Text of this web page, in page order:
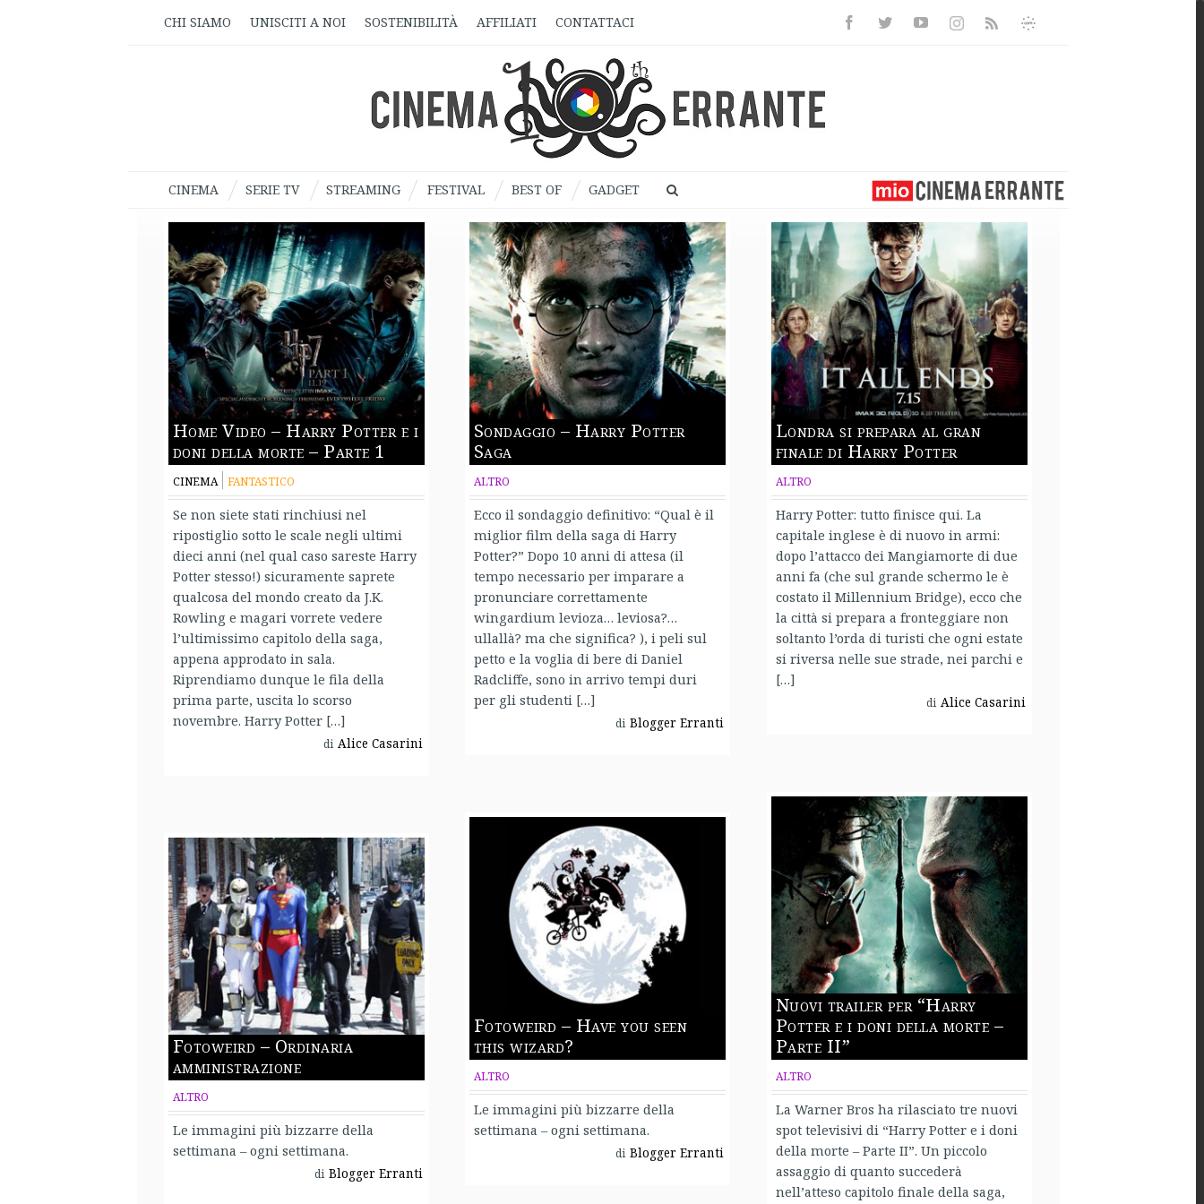
CHI SIAMO UNISCITI A NOI SOSTENIBILITÀ AFFILIATI CONTATTACI FacebookTwitterYoutubeInstagramRss
Informativa
CINEMA SERIE TV STREAMING FESTIVAL BEST OF GADGET
Home Video – Harry Potter e i
doni della morte – Parte 1
CINEMA FANTASTICO
Se non siete stati rinchiusi nel
ripostiglio sotto le scale negli ultimi
dieci anni (nel qual caso sareste Harry
Potter stesso!) sicuramente saprete
qualcosa del mondo creato da J.K.
Rowling e magari vorrete vedere
l’ultimissimo capitolo della saga,
appena approdato in sala.
Riprendiamo dunque le fila della
prima parte, uscita lo scorso
novembre. Harry Potter […]
di Alice Casarini
Sondaggio – Harry Potter
Saga
ALTRO
Ecco il sondaggio definitivo: “Qual è il
miglior film della saga di Harry
Potter?” Dopo 10 anni di attesa (il
tempo necessario per imparare a
pronunciare correttamente
wingardium levioza… leviosa?…
ullallà? ma che significa? ), i peli sul
petto e la voglia di bere di Daniel
Radcliffe, sono in arrivo tempi duri
per gli studenti […]
di Blogger Erranti
Londra si prepara al gran
finale di Harry Potter
ALTRO
Harry Potter: tutto finisce qui. La
capitale inglese è di nuovo in armi:
dopo l’attacco dei Mangiamorte di due
anni fa (che sul grande schermo le è
costato il Millennium Bridge), ecco che
la città si prepara a fronteggiare non
soltanto l’orda di turisti che ogni estate
si riversa nelle sue strade, nei parchi e
[…]
di Alice Casarini
Nuovi trailer per “Harry
Potter e i doni della morte –
Parte II”
ALTRO
La Warner Bros ha rilasciato tre nuovi
spot televisivi di “Harry Potter e i doni
della morte – Parte II”. Un piccolo
assaggio di quanto succederà
nell’atteso capitolo finale della saga,
Fotoweird – Have you seen
this wizard?
ALTRO
Le immagini più bizzarre della
settimana – ogni settimana.
di Blogger Erranti
Fotoweird – Ordinaria
amministrazione
ALTRO
Le immagini più bizzarre della
settimana – ogni settimana.
di Blogger Erranti